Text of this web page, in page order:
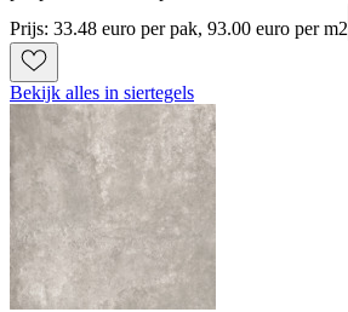
Prijs: 33.48 euro per pak, 93.00 euro per m2
Bekijk alles in siertegels